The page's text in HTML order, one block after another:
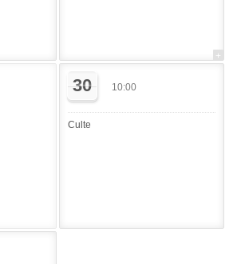
30 10:00
Culte